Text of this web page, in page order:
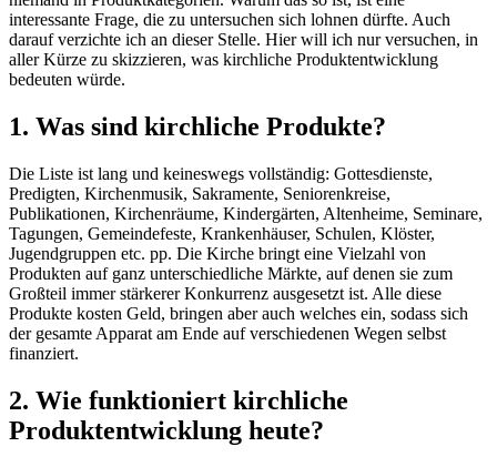
interessante Frage, die zu untersuchen sich lohnen dürfte. Auch
darauf verzichte ich an dieser Stelle. Hier will ich nur versuchen, in
aller Kürze zu skizzieren, was kirchliche Produktentwicklung
bedeuten würde.
1. Was sind kirchliche Produkte?
Die Liste ist lang und keineswegs vollständig: Gottesdienste,
Predigten, Kirchenmusik, Sakramente, Seniorenkreise,
Publikationen, Kirchenräume, Kindergärten, Altenheime, Seminare,
Tagungen, Gemeindefeste, Krankenhäuser, Schulen, Klöster,
Jugendgruppen etc. pp. Die Kirche bringt eine Vielzahl von
Produkten auf ganz unterschiedliche Märkte, auf denen sie zum
Großteil immer stärkerer Konkurrenz ausgesetzt ist. Alle diese
Produkte kosten Geld, bringen aber auch welches ein, sodass sich
der gesamte Apparat am Ende auf verschiedenen Wegen selbst
finanziert.
2. Wie funktioniert kirchliche
Produktentwicklung heute?